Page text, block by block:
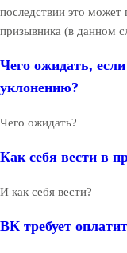
последствии это может
призывника (в данном
Чего ожидать,
уклонению?
Чего ожидать?
Как себя вести в
И как себя вести?
ВК требует